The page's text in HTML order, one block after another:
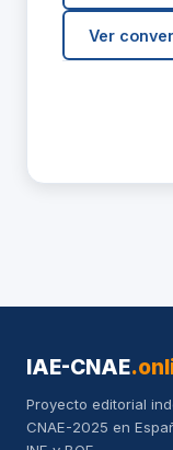
Ver
IAE-CNAE
Proyecto editorial
CNAE-2025 en